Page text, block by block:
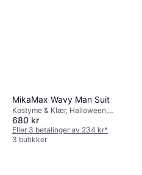
MikaMax Wavy Man Suit
Kostyme & Klær, Halloween,
Unisex, Herre
680 kr
Eller 3 betalinger av 234 kr*
3 butikker